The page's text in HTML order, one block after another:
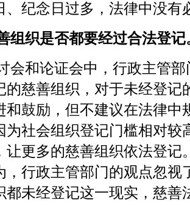
、纪念日过多，法律中没有
组织是否都要经过合法登记
会和论证会中，行政主管
的慈善组织，对于未经登记
和鼓励，但不建议在法律中
为社会组织登记门槛相对较
让更多的慈善组织依法登记
，行政主管部门的观点忽视
都未经登记这一现实，慈善